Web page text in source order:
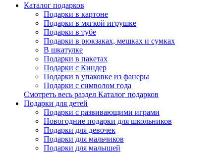
Каталог подарков
Подарки в картоне
Подарки в мягкой игрушке
Подарки в тубе
Подарки в рюкзаках, мешках и сумках
В шкатулке
Подарки в пакетах
Подарки с Киндер
Подарки в упаковке из фанеры
Подарки с символом года
Смотреть весь раздел Каталог подарков
Подарки для детей
Подарки с развивающими играми
Новогодние подарки для школьников
Подарки для девочек
Подарки для мальчиков
Подарки для малышей